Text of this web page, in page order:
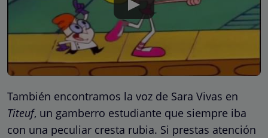
También encontramos la voz de Sara Vivas en
Titeuf, un gamberro estudiante que siempre iba
con una peculiar cresta rubia. Si prestas atención